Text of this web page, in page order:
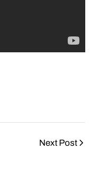
Next Post